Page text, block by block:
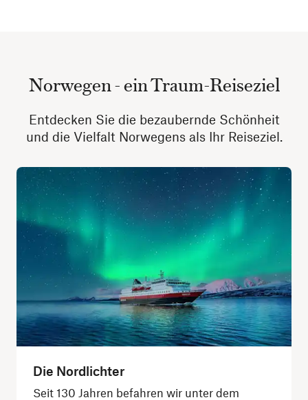
Norwegen - ein Traum-Reiseziel
Entdecken Sie die bezaubernde Schönheit
und die Vielfalt Norwegens als Ihr Reiseziel.
Die Nordlichter
Seit 130 Jahren befahren wir unter dem